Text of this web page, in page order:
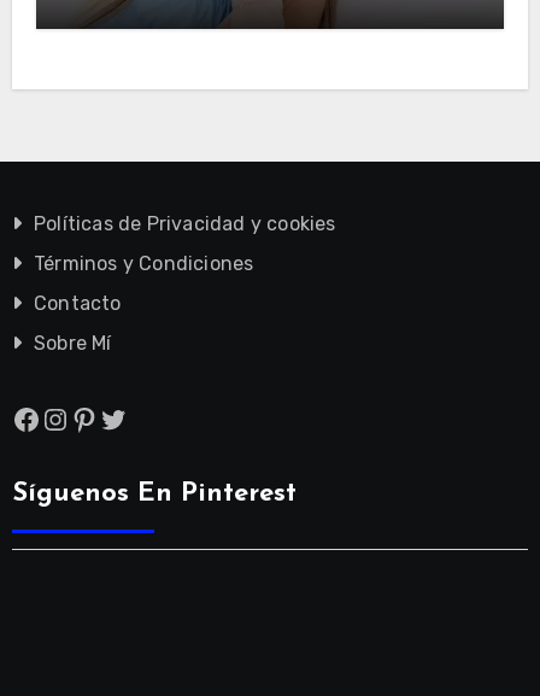
Políticas de Privacidad y cookies
Términos y Condiciones
Contacto
Sobre Mí
Facebook
Instagram
Pinterest
Twitter
Síguenos En Pinterest